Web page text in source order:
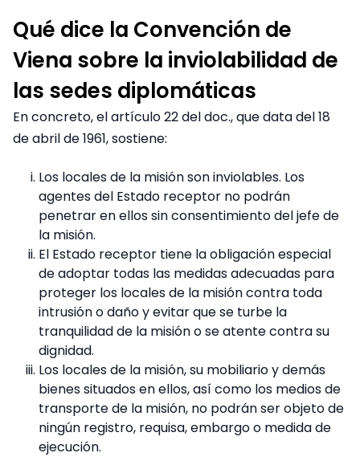
Qué dice la Convención de
Viena sobre la inviolabilidad de
las sedes diplomáticas
En concreto, el artículo 22 del doc., que data del 18
de abril de 1961, sostiene:
Los locales de la misión son inviolables. Los
agentes del Estado receptor no podrán
penetrar en ellos sin consentimiento del jefe de
la misión.
El Estado receptor tiene la obligación especial
de adoptar todas las medidas adecuadas para
proteger los locales de la misión contra toda
intrusión o daño y evitar que se turbe la
tranquilidad de la misión o se atente contra su
dignidad.
Los locales de la misión, su mobiliario y demás
bienes situados en ellos, así como los medios de
transporte de la misión, no podrán ser objeto de
ningún registro, requisa, embargo o medida de
ejecución.